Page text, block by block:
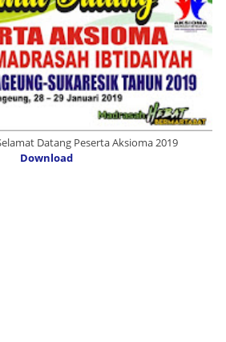
Datang Peserta Aksioma 2019
Download